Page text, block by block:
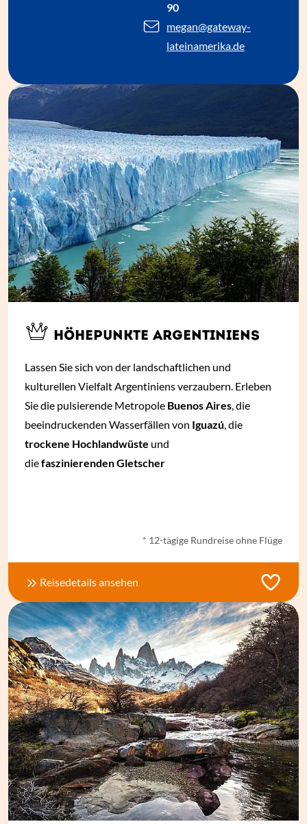
90
megan@gateway-
lateinamerika.de
HÖHEPUNKTE ARGENTINIENS
Lassen Sie sich von der landschaftlichen und
kulturellen Vielfalt Argentiniens verzaubern. Erleben
Sie die pulsierende Metropole Buenos Aires, die
beeindruckenden Wasserfällen von Iguazú, die
trockene Hochlandwüste und
diefaszinierenden Gletscher
* 12-tägige Rundreise ohne Flüge
Reisedetails ansehen